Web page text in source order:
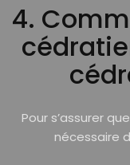
4.
Pour s’assurer
nécessaire